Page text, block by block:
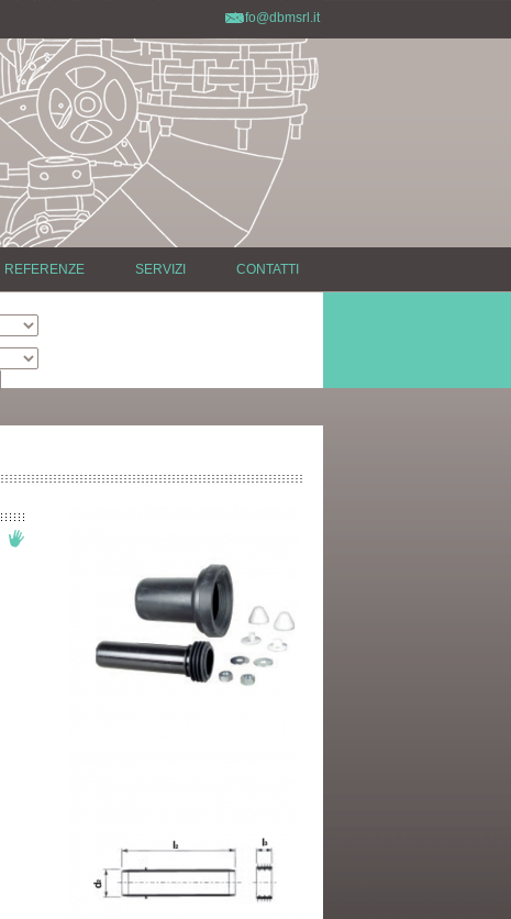
info@dbmsrl.it
REFERENZE SERVIZI CONTATTI